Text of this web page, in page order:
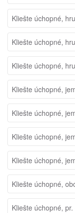
Kliešte úchopné,
Kliešte úchopné,
Kliešte úchopné,
Kliešte úchopné,
Kliešte úchopné,
Kliešte úchopné,
Kliešte úchopné,
Kliešte úchopné,
Kliešte úchopné, pr.